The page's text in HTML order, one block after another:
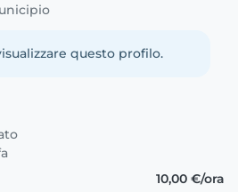
questo profilo.
10,00 €/ora